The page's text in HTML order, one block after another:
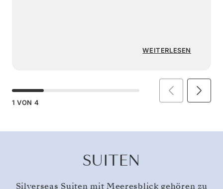
WEITERLESEN
1 VON 4
SUITEN
Silverseas Suiten mit Meeresblick gehören zu